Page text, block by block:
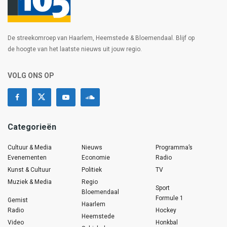
De streekomroep van Haarlem, Heemstede & Bloemendaal. Blijf op
de hoogte van het laatste nieuws uit jouw regio.
VOLG ONS OP
Categorieën
Cultuur & Media
Evenementen
Kunst & Cultuur
Muziek & Media
Gemist
Radio
Video
Nieuws
Economie
Politiek
Regio
Bloemendaal
Haarlem
Heemstede
Programma’s
Radio
TV
Sport
Formule 1
Hockey
Honkbal